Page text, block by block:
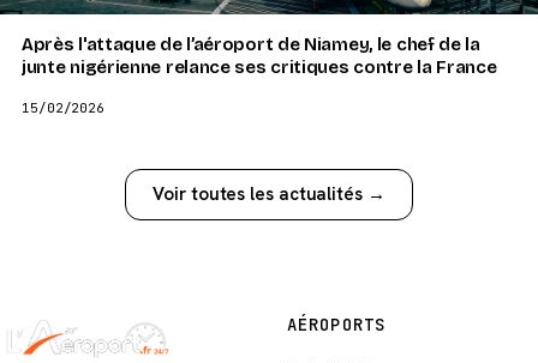
Après l'attaque de l’aéroport de Niamey, le chef de la
junte nigérienne relance ses critiques contre la France
15/02/2026
Voir toutes les actualités →
AÉROPORTS